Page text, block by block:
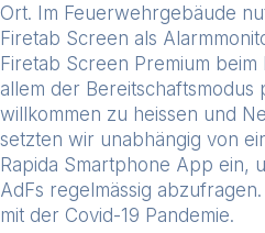
Ort. Im Feuerwehrgebäude
Firetab Screen als
Firetab Screen Premium beim
allem der Bereitschaftsmodus
willkommen zu heissen und
setzten wir unabhängig von
Rapida Smartphone App ein,
AdFs regelmässig
mit der Covid-19 Pandemie.